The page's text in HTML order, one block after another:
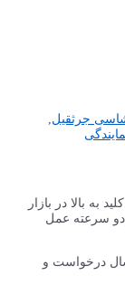
جرثقیل
به بالا در بازار
سرعته عمل
درخواست و